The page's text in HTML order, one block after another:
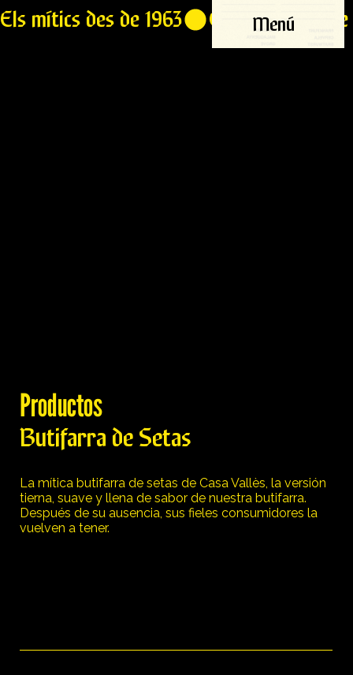
Menú
Els mítics des de 1963
Productos
Butifarra de Setas
La mítica butifarra de setas de Casa Vallès, la versión
tierna, suave y llena de sabor de nuestra butifarra.
Después de su ausencia, sus fieles consumidores la
vuelven a tener.